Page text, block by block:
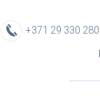
+371 29 330 280